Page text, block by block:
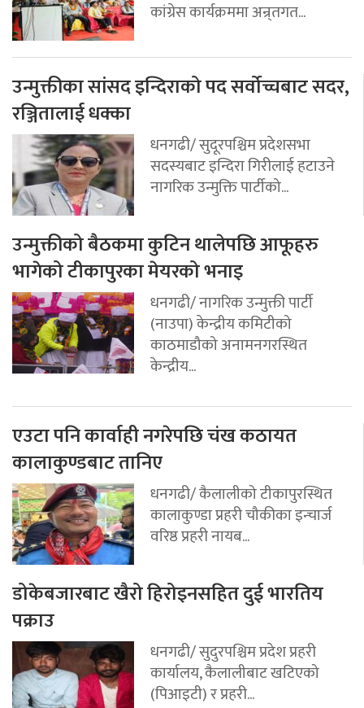
कांग्रेस कार्यक्रममा अन्र्तगत...
उन्मुक्तीका सांसद इन्दिराको पद सर्वोच्चबाट सदर,
रञ्जितालाई धक्का
धनगढी/ सुदूरपश्चिम प्रदेशसभा
सदस्यबाट इन्दिरा गिरीलाई हटाउने
नागरिक उन्मुक्ति पार्टीको...
उन्मुक्तीको बैठकमा कुटिन थालेपछि आफूहरु
भागेको टीकापुरका मेयरको भनाइ
धनगढी/ नागरिक उन्मुक्ती पार्टी
(नाउपा) केन्द्रीय कमिटीको
काठमाडौको अनामनगरस्थित
केन्द्रीय...
एउटा पनि कार्वाही नगरेपछि चंख कठायत
कालाकुण्डबाट तानिए
धनगढी/ कैलालीको टीकापुरस्थित
कालाकुण्डा प्रहरी चौकीका इन्चार्ज
वरिष्ठ प्रहरी नायब...
डोकेबजारबाट खैरो हिरोइनसहित दुई भारतिय
पक्राउ
धनगढी/ सुदुरपश्चिम प्रदेश प्रहरी
कार्यालय, कैलालीबाट खटिएको
(पिआइटी) र प्रहरी...